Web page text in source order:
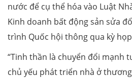
nước để cụ thể hóa vào Luật
Kinh doanh bất động sản sửa
trình Quốc hội thông qua kỳ
“Tinh thần là chuyển đổi mạnh
chủ yếu phát triển nhà ở